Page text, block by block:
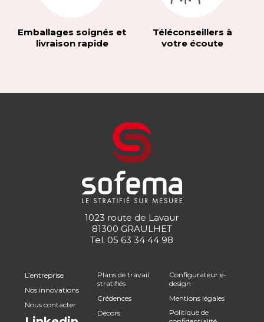
Emballages soignés et
livraison rapide
Téléconseillers à
votre écoute
1023 route de Lavaur
81300 GRAULHET
Tel. 05 63 34 44 98
L’entreprise
Nos innovations
Nous contacter
Plans de travail
stratifiés
Crédences
Décors
Configurateur e-
design
Mentions légales
Politique de